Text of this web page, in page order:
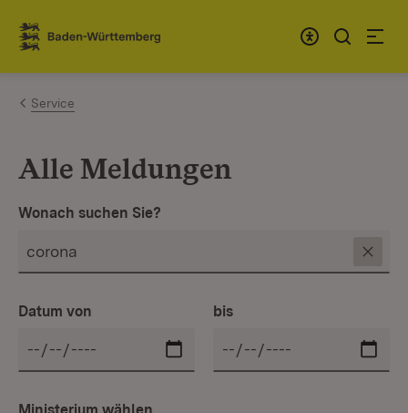
Zum Inhalt springen
Link zur Startseite
Service
Alle Meldungen
Wonach suchen Sie?
Datum von bis